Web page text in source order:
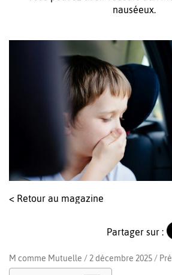
nauséeux.
< Retour au magazine
Partager sur :
M comme Mutuelle / 2 décembre 2025 /